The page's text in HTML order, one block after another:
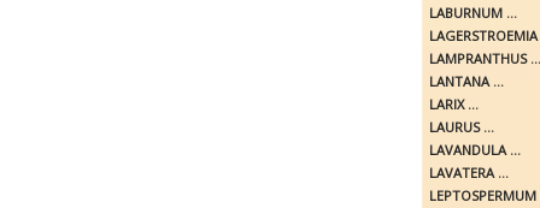
LABURNUM ...
LAMPRANTHUS ...
LANTANA ...
LARIX ...
LAURUS ...
LAVANDULA ...
LAVATERA ...
LEPTOSPERMUM